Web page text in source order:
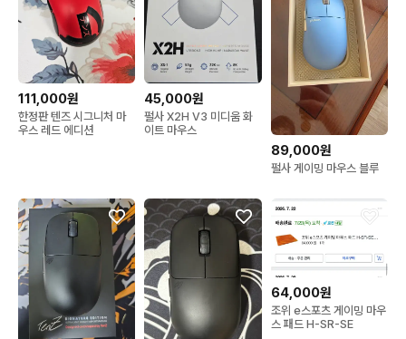
111,000원
한정판 텐즈 시그니처 마
우스 레드 에디션
45,000원
펄사 X2H V3 미디움 화
이트 마우스
89,000원
펄사 게이밍 마우스 블루
64,000원
조위 e스포츠 게이밍 마우
스 패드 H-SR-SE